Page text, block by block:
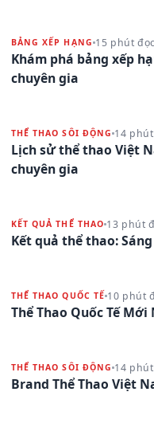
BẢNG XẾP HẠNG 15 phút đọc
Khám phá bảng xếp
chuyên gia
THỂ THAO SÔI ĐỘNG 14
Lịch sử thể thao Việt
chuyên gia
KẾT QUẢ THỂ THAO 13 phút
Kết quả thể thao:
THỂ THAO QUỐC TẾ 10 phút
Thể Thao Quốc Tế
THỂ THAO SÔI ĐỘNG 14
Brand Thể Thao Việt